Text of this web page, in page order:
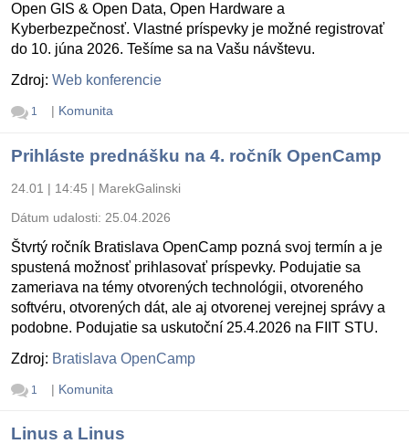
Open GIS & Open Data, Open Hardware a
Kyberbezpečnosť. Vlastné príspevky je možné registrovať
do 10. júna 2026. Tešíme sa na Vašu návštevu.
Zdroj: Web konferencie
1 | Komunita
Prihláste prednášku na 4. ročník OpenCamp
24.01 | 14:45 | MarekGalinski
Dátum udalosti: 25.04.2026
Štvrtý ročník Bratislava OpenCamp pozná svoj termín a je
spustená možnosť prihlasovať príspevky. Podujatie sa
zameriava na témy otvorených technológii, otvoreného
softvéru, otvorených dát, ale aj otvorenej verejnej správy a
podobne. Podujatie sa uskutoční 25.4.2026 na FIIT STU.
Zdroj: Bratislava OpenCamp
1 | Komunita
Linus a Linus